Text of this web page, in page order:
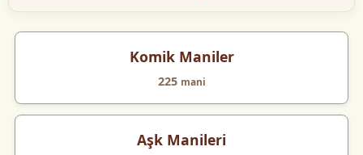
Komik Maniler
225 mani
Aşk Manileri